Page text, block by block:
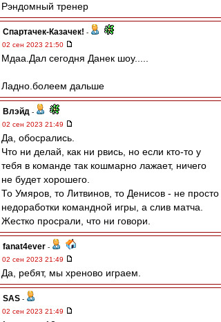
Рэндомный тренер
Спартачек-Казачек! -
02 сен 2023 21:50
Мдаа.Дал сегодня Данек шоу.....
Ладно.болеем дальше
Влэйд -
02 сен 2023 21:49
Да, обосрались.
Что ни делай, как ни рвись, но если кто-то у
тебя в команде так кошмарно лажает, ничего
не будет хорошего.
То Умяров, то Литвинов, то Денисов - не просто
недоработки командной игры, а слив матча.
Жестко просрали, что ни говори.
fanat4ever -
02 сен 2023 21:49
Да, ребят, мы хреново играем.
SAS -
02 сен 2023 21:49